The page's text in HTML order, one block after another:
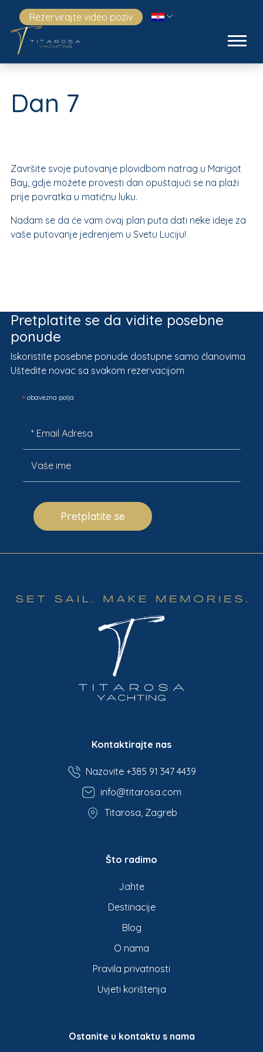
Rezervirajte video poziv
Dan 7
Završite svoje putovanje plovidbom natrag u Marigot
Bay, gdje možete provesti dan opuštajući se na plaži
prije povratka u matičnu luku.
Nadam se da će vam ovaj plan puta dati neke ideje za
vaše putovanje jedrenjem u Svetu Luciju!
Pretplatite se da vidite posebne
ponude
Iskoristite posebne ponude dostupne samo članovima
Uštedite novac sa svakom rezervacijom
*obavezna polja
Pretplatite se
Kontaktirajte nas
Nazovite +385 91 347 4439
info@titarosa.com
Titarosa, Zagreb
Što radimo
Jahte
Destinacije
Blog
O nama
Pravila privatnosti
Uvjeti korištenja
Ostanite u kontaktu s nama